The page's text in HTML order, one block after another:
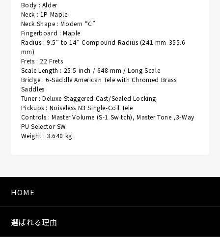
Body : Alder
Neck : 1P Maple
Neck Shape : Modern “C”
Fingerboard : Maple
Radius : 9.5″ to 14″ Compound Radius (241 mm-355.6
mm)
Frets : 22 Frets
Scale Length : 25.5 inch / 648 mm / Long Scale
Bridge : 6-Saddle American Tele with Chromed Brass
Saddles
Tuner : Deluxe Staggered Cast/Sealed Locking
Pickups : Noiseless N3 Single-Coil Tele
Controls : Master Volume (S-1 Switch), Master Tone ,3-Way
PU Selector SW
Weight : 3.640 kg
HOME
選ばれる理由